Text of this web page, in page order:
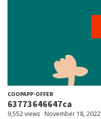
COOPAPP-OFFER
63773646647ca
9,552 views November 18, 2022